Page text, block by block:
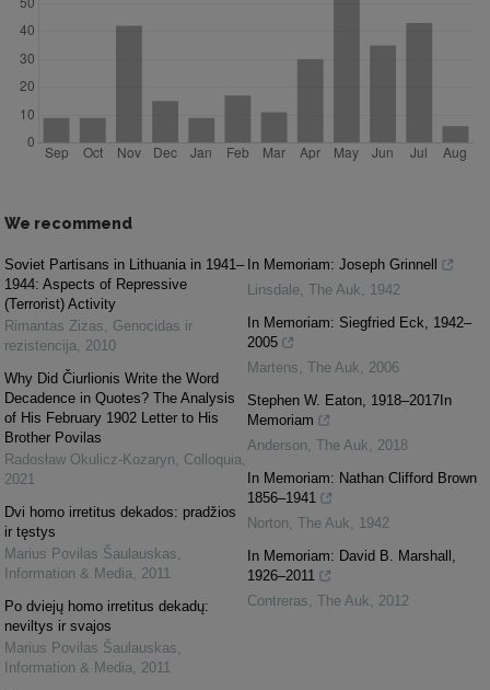
We recommend
Soviet Partisans in Lithuania in 1941–
1944: Aspects of Repressive
(Terrorist) Activity
Rimantas Zizas
Genocidas ir
rezistencija
2010
Why Did Čiurlionis Write the Word
Decadence in Quotes? The Analysis
of His February 1902 Letter to His
Brother Povilas
Radosław Okulicz-Kozaryn
Colloquia
2021
Dvi homo irretitus dekados: pradžios
ir tęstys
Marius Povilas Šaulauskas
Information & Media
2011
Po dviejų homo irretitus dekadų:
neviltys ir svajos
Marius Povilas Šaulauskas
Information & Media
2011
In Memoriam: Joseph Grinnell
Linsdale The Auk
1942
In Memoriam: Siegfried Eck, 1942–
2005
Martens The Auk
2006
Stephen W. Eaton, 1918–2017In
Memoriam
Anderson The Auk
2018
In Memoriam: Nathan Clifford Brown
1856–1941
Norton The Auk
1942
In Memoriam: David B. Marshall,
1926–2011
Contreras The Auk 2012